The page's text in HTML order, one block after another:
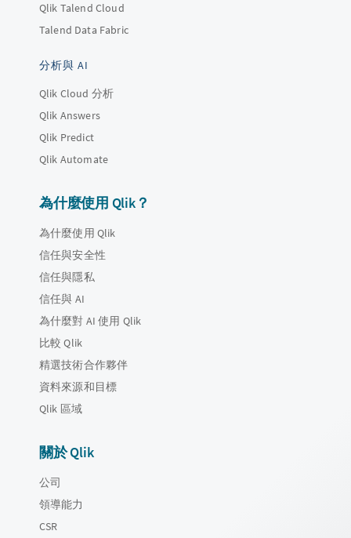
Qlik Talend Cloud
Talend Data Fabric
分析與 AI
Qlik Cloud 分析
Qlik Answers
Qlik Predict
Qlik Automate
為什麼使用 Qlik？
為什麼使用 Qlik
信任與安全性
信任與隱私
信任與 AI
為什麼對 AI 使用 Qlik
比較 Qlik
精選技術合作夥伴
資料來源和目標
Qlik 區域
關於 Qlik
公司
領導能力
CSR